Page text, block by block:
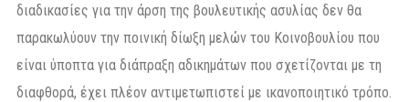
διαδικασίες για την άρση της βουλευτικής ασυλίας δεν θα
παρακωλύουν την ποινική δίωξη μελών του Κοινοβουλίου που
είναι ύποπτα για διάπραξη αδικημάτων που σχετίζονται με τη
διαφθορά, έχει πλέον αντιμετωπιστεί με ικανοποιητικό τρόπο.